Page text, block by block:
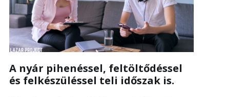
A nyár pihenéssel, feltöltődéssel
és felkészüléssel teli időszak is.